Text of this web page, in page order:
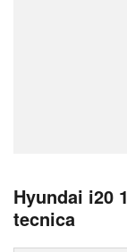
Hyundai i20
tecnica